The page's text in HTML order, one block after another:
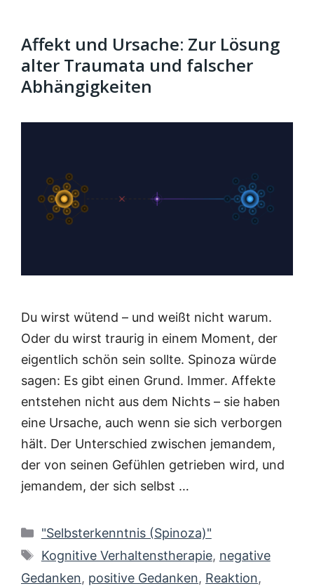
Affekt und Ursache: Zur Lösung
alter Traumata und falscher
Abhängigkeiten
Du wirst wütend – und weißt nicht war­um.
Oder du wirst trau­rig in einem Moment, der
eigent­lich schön sein soll­te. Spi­no­za wür­de
sagen: Es gibt einen Grund. Immer. Affek­te
ent­ste­hen nicht aus dem Nichts – sie haben
eine Ursa­che, auch wenn sie sich ver­bor­gen
hält. Der Unter­schied zwi­schen jeman­dem,
der von sei­nen Gefüh­len getrie­ben wird, und
jeman­dem, der sich selbst …
Kategorien
"Selbsterkenntnis (Spinoza)"
Schlagwörter
Kognitive Verhaltenstherapie, negative
Gedanken, positive Gedanken, Reaktion,